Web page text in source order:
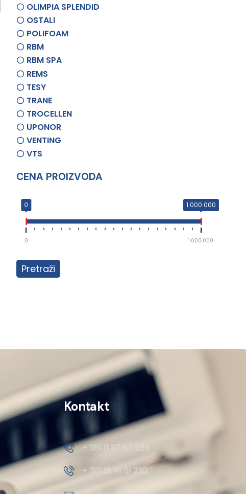
OLIMPIA SPLENDID
OSTALI
POLIFOAM
RBM
RBM SPA
REMS
TESY
TRANE
TROCELLEN
UPONOR
VENTING
VTS
CENA PROIZVODA
0 1.000.000
0 1.000.000
Pretraži
Kontakt
+ 381 11 37 57 555
+ 381 18 41 51 230